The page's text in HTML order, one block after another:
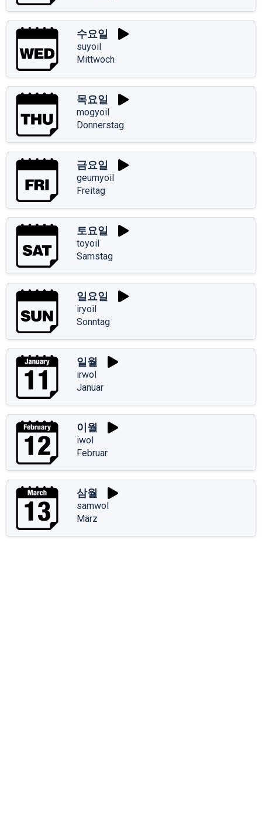
수요일
suyoil
Mittwoch
목요일
mogyoil
Donnerstag
금요일
geumyoil
Freitag
토요일
toyoil
Samstag
일요일
iryoil
Sonntag
일월
irwol
Januar
이월
iwol
Februar
삼월
samwol
März